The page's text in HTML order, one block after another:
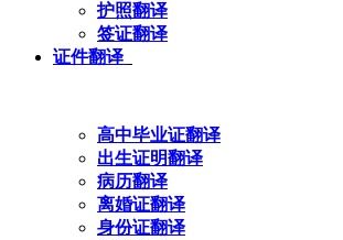
护照翻译
签证翻译
证件翻译
高中毕业证翻译
出生证明翻译
病历翻译
离婚证翻译
身份证翻译